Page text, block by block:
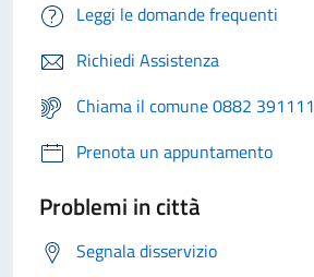
Leggi le domande frequenti
Richiedi Assistenza
Chiama il comune 0882 391111
Prenota un appuntamento
Problemi in città
Segnala disservizio